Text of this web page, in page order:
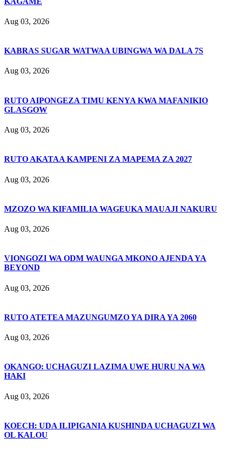
Aug 03, 2026
KABRAS SUGAR WATWAA UBINGWA WA DALA 7S
Aug 03, 2026
RUTO AIPONGEZA TIMU KENYA KWA MAFANIKIO
GLASGOW
Aug 03, 2026
RUTO AKATAA KAMPENI ZA MAPEMA ZA 2027
Aug 03, 2026
MZOZO WA KIFAMILIA WAGEUKA MAUAJI NAKURU
Aug 03, 2026
VIONGOZI WA ODM WAUNGA MKONO AJENDA YA
BEYOND
Aug 03, 2026
RUTO ATETEA MAZUNGUMZO YA DIRA YA 2060
Aug 03, 2026
OKANGO: UCHAGUZI LAZIMA UWE HURU NA WA
HAKI
Aug 03, 2026
KOECH: UDA ILIPIGANIA KUSHINDA UCHAGUZI WA
OL KALOU